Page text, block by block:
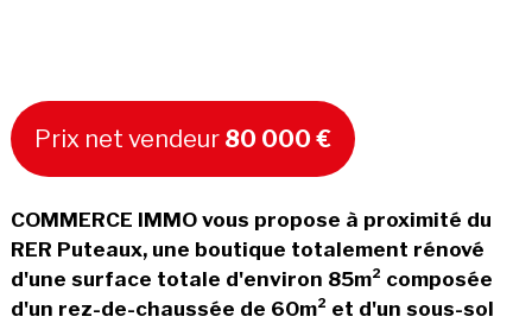
Prix net vendeur 80 000 €
COMMERCE IMMO vous propose à proximité du
RER Puteaux, une boutique totalement rénové
d'une surface totale d'environ 85m² composée
d'un rez-de-chaussée de 60m² et d'un sous-sol